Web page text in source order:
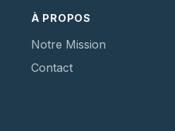
À PROPOS
Notre Mission
Contact